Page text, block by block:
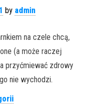
by admin
na czele chcą,
(a może raczej
przyćmiewać zdrowy
nie wychodzi.